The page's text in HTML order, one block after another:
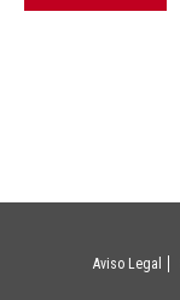
Aviso Legal